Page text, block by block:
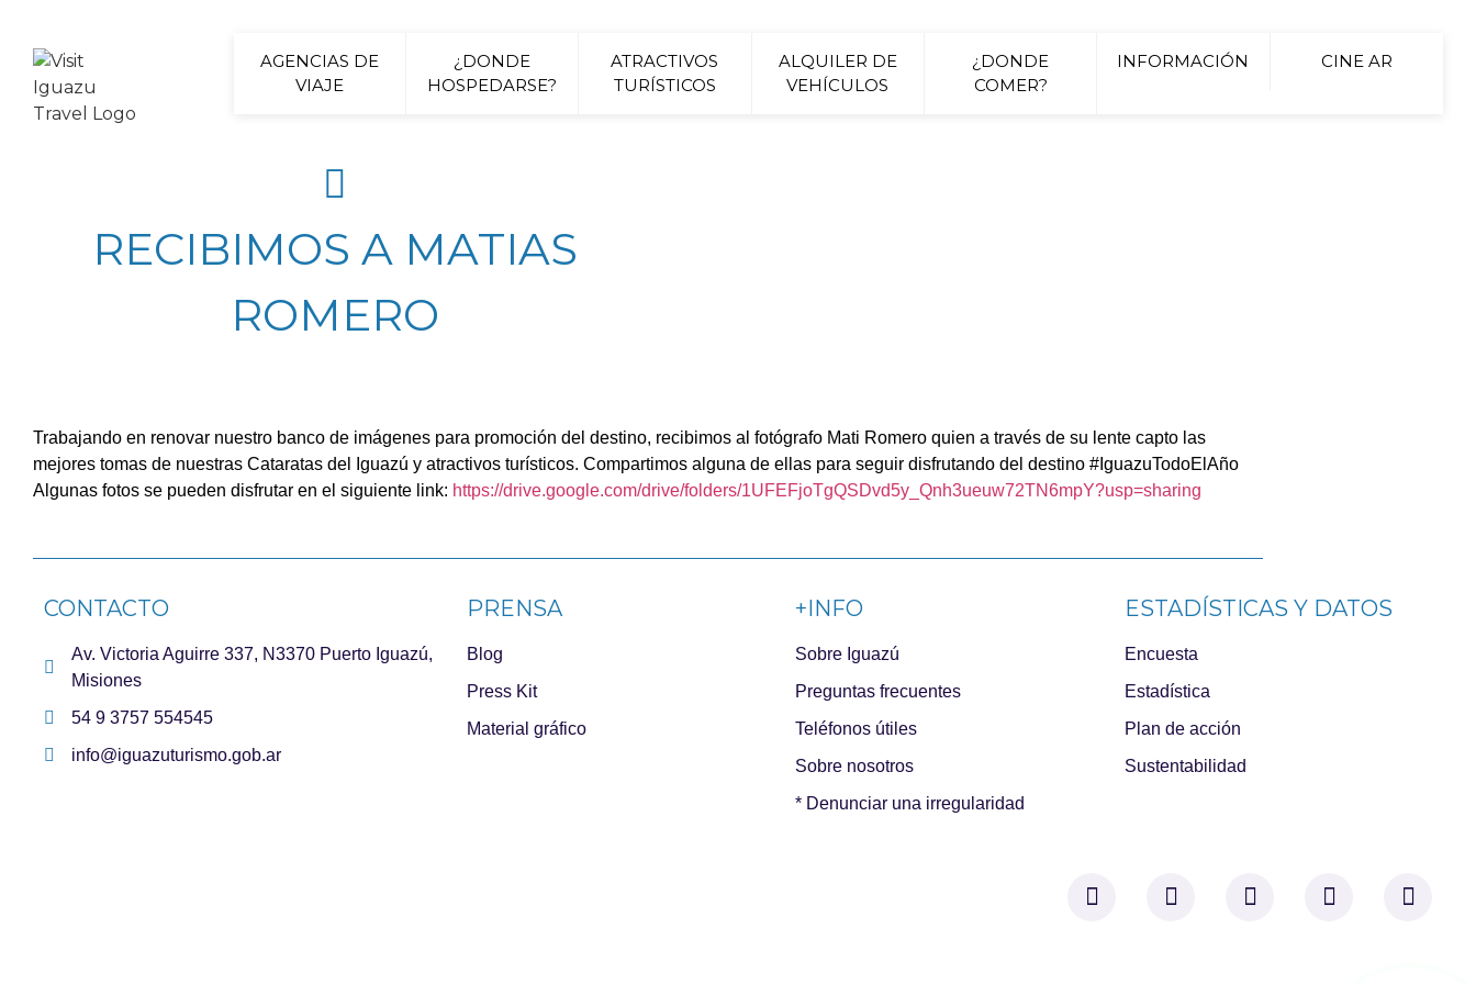
AGENCIAS DE
VIAJE
¿DONDE
HOSPEDARSE?
ATRACTIVOS
TURÍSTICOS
ALQUILER DE
VEHÍCULOS
¿DONDE
COMER?
INFORMACIÓN CINE AR
RECIBIMOS A MATIAS
ROMERO
Trabajando en renovar nuestro banco de imágenes para promoción del destino, recibimos al fotógrafo Mati Romero quien a través de su lente capto las
mejores tomas de nuestras Cataratas del Iguazú y atractivos turísticos. Compartimos alguna de ellas para seguir disfrutando del destino #IguazuTodoElAño
Algunas fotos se pueden disfrutar en el siguiente link: https://drive.google.com/drive/folders/1UFEFjoTgQSDvd5y_Qnh3ueuw72TN6mpY?usp=sharing
CONTACTO
Av. Victoria Aguirre 337, N3370 Puerto Iguazú,
Misiones
54 9 3757 554545
info@iguazuturismo.gob.ar
PRENSA
Blog
Press Kit
Material gráfico
+INFO
Sobre Iguazú
Preguntas frecuentes
Teléfonos útiles
Sobre nosotros
* Denunciar una irregularidad
ESTADÍSTICAS Y DATOS
Encuesta
Estadística
Plan de acción
Sustentabilidad